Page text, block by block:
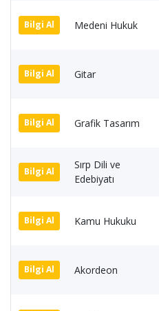
Bilgi Al Medeni Hukuk
Bilgi Al Gitar
Bilgi Al Grafik Tasarım
Bilgi Al
Sırp Dili ve
Edebiyatı
Bilgi Al Kamu Hukuku
Bilgi Al Akordeon